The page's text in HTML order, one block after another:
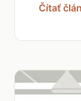
Čítať